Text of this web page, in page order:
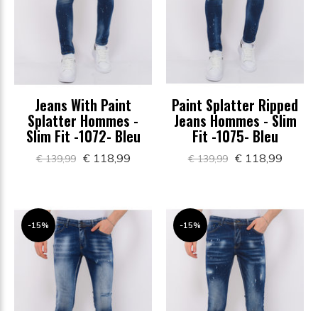
Jeans With Paint
Splatter Hommes -
Slim Fit -1072- Bleu
€ 139,99 € 118,99
Paint Splatter Ripped
Jeans Hommes - Slim
Fit -1075- Bleu
€ 139,99 € 118,99
-15% -15%